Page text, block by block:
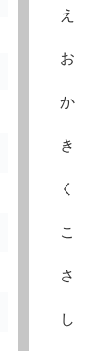
え
お
か
き
く
こ
さ
し